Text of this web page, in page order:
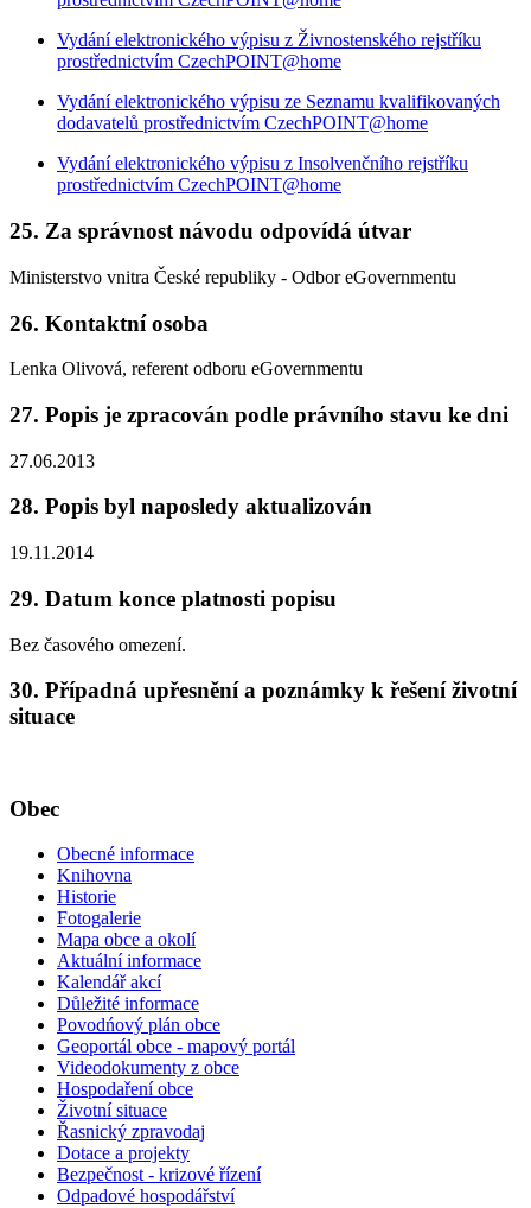
Vydání elektronického výpisu z Živnostenského rejstříku
prostřednictvím CzechPOINT@home
Vydání elektronického výpisu ze Seznamu kvalifikovaných
dodavatelů prostřednictvím CzechPOINT@home
Vydání elektronického výpisu z Insolvenčního rejstříku
prostřednictvím CzechPOINT@home
25. Za správnost návodu odpovídá útvar
Ministerstvo vnitra České republiky - Odbor eGovernmentu
26. Kontaktní osoba
Lenka Olivová, referent odboru eGovernmentu
27. Popis je zpracován podle právního stavu ke dni
27.06.2013
28. Popis byl naposledy aktualizován
19.11.2014
29. Datum konce platnosti popisu
Bez časového omezení.
30. Případná upřesnění a poznámky k řešení životní
situace
Obec
Obecné informace
Knihovna
Historie
Fotogalerie
Mapa obce a okolí
Aktuální informace
Kalendář akcí
Důležité informace
Povodńový plán obce
Geoportál obce - mapový portál
Videodokumenty z obce
Hospodaření obce
Životní situace
Řasnický zpravodaj
Dotace a projekty
Bezpečnost - krizové řízení
Odpadové hospodářství